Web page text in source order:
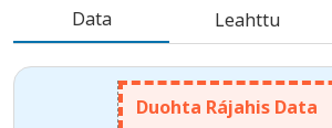
Data Leahttu
Duohta Rájahis Data